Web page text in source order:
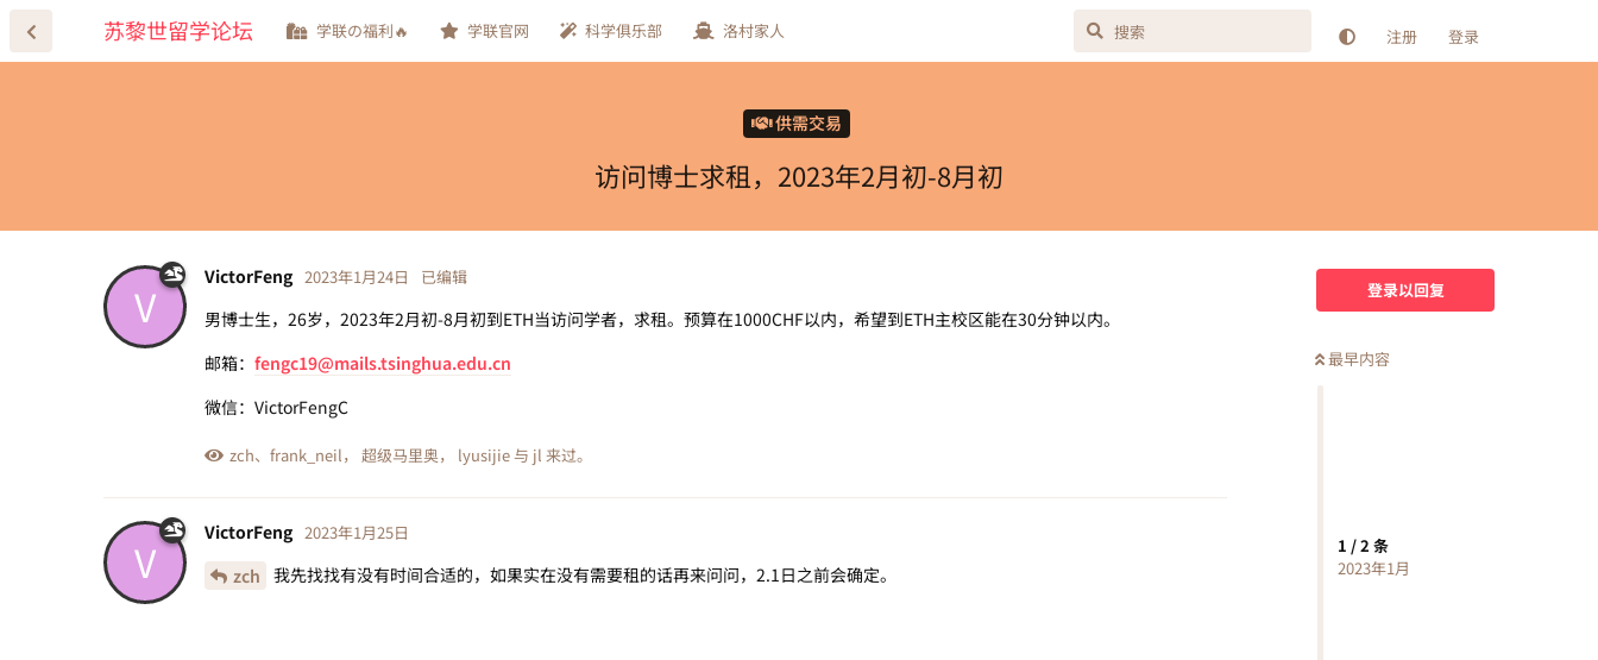
苏黎世留学论坛 学联の福利🔥 学联官网 科学俱乐部 洛村家人 注册 登录
供需交易
访问博士求租，2023年2月初-8月初
登录以回复
最早内容
1 /2 条
2023年1月
V
VictorFeng 2023年1月24日 已编辑
男博士生，26岁，2023年2月初-8月初到ETH当访问学者，求租。预算在1000CHF以内，希望到ETH主校区能在30分钟以内。
邮箱： fengc19@mails.tsinghua.edu.cn
微信：VictorFengC
zch、 frank_neil， 超级马里奥， lyusijie与 jl 来过。
V
VictorFeng 2023年1月25日
zch 我先找找有没有时间合适的，如果实在没有需要租的话再来问问，2.1日之前会确定。